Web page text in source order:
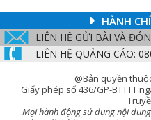
HÀNH
LIÊN HỆ GỬI BÀI VÀ
LIÊN HỆ QUẢNG CÁO:
@Bản quyền
Giấy phép số 436/GP-BTTTT
Mọi hành động sử dụng nội